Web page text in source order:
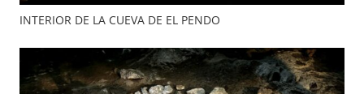
INTERIOR DE LA CUEVA DE EL PENDO